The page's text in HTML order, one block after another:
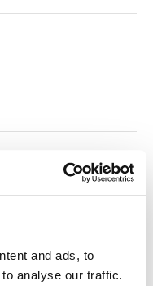
and ads, to
analyse our traffic.
vento forte.